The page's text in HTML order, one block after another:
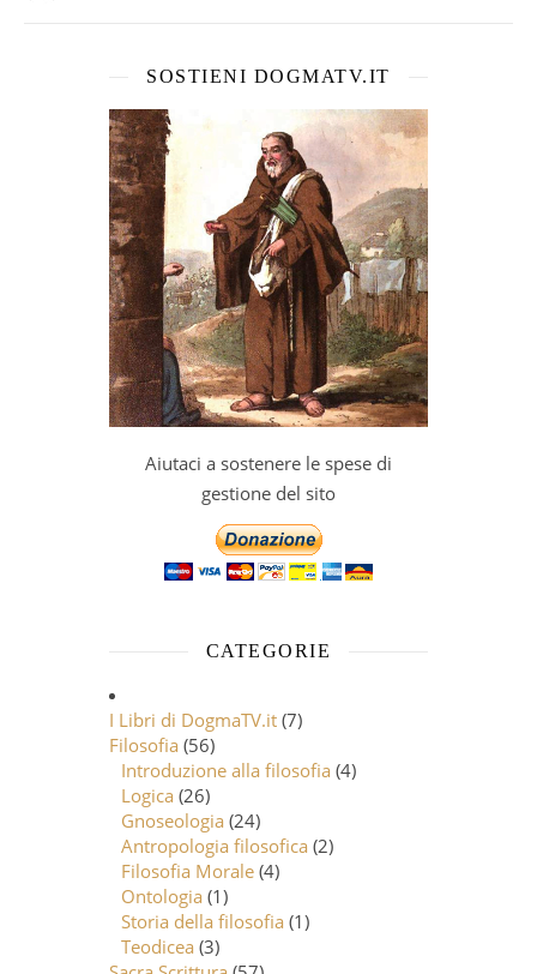
SOSTIENI DOGMATV.IT
Aiutaci a sostenere le spese di
gestione del sito
CATEGORIE
I Libri di DogmaTV.it (7)
Filosofia (56)
Introduzione alla filosofia (4)
Logica (26)
Gnoseologia (24)
Antropologia filosofica (2)
Filosofia Morale (4)
Ontologia (1)
Storia della filosofia (1)
Teodicea (3)